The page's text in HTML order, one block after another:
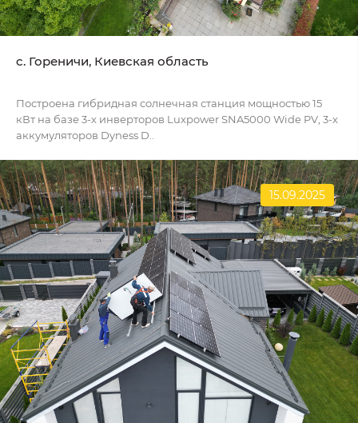
c. Гореничи, Киевская область
Построена гибридная солнечная станция мощностью 15
кВт на базе 3-х инверторов Luxpower SNA5000 Wide PV, 3-х
аккумуляторов Dyness D..
15.09.2025